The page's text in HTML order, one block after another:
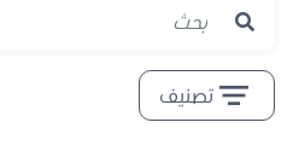
تصنيف